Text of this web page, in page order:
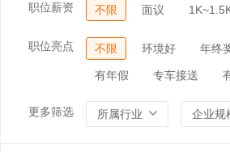
职位薪资 不限 面议
职位亮点 不限 环境好 年终
有年假 专车接送
更多筛选 所属行业 企业规